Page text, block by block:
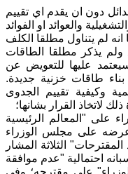
دون ان يقدم اي تقييم
والعوائد او الفوائد
لم يتناول مطلقا الكلف
ولم يذكر مطلقا الطاقات
عليها للتعويض عن
بناء طاقات خزنية جديدة.
وكيفية تقييم الجدوى
لاتخاذ القرار بشانها؛
على "المعالم الرئيسية
على مجلس الوزراء
الثلاثة المشار
احتمالية "عدم موافقة
على مقترحه؛ وفي